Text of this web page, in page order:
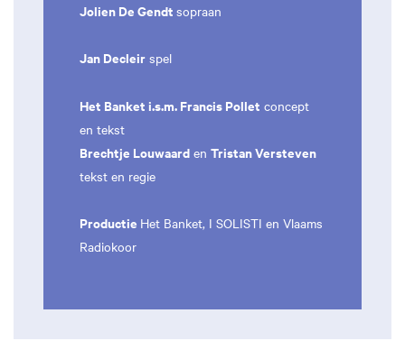
Jolien De Gendt sopraan
Jan Decleir spel
Het Banket i.s.m. Francis Pollet concept
en tekst
Brechtje Louwaard en Tristan Versteven
tekst en regie
Productie Het Banket, I SOLISTI en Vlaams
Radiokoor